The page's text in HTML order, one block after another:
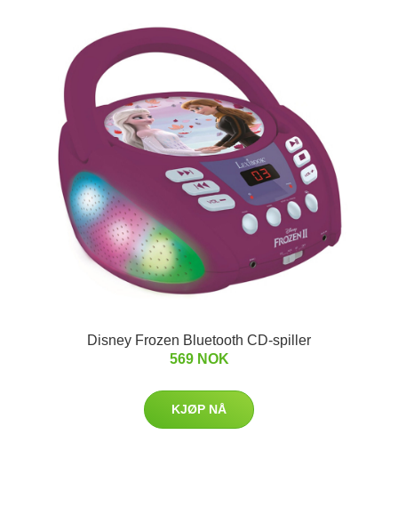
Disney Frozen Bluetooth CD-spiller
569 NOK
KJØP NÅ